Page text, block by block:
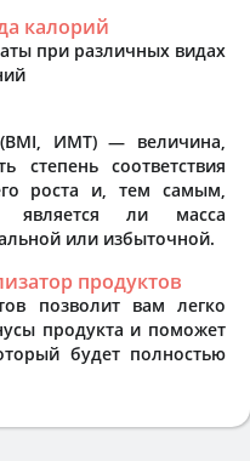
калорий
при различных видах
ИМТ) — величина,
степень соответствия
роста и, тем самым,
является ли масса
или избыточной.
продуктов
позволит вам легко
продукта и поможет
будет полностью